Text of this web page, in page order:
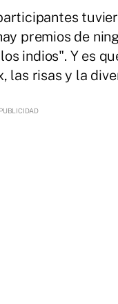
premios de
indios". Y es
risas y la